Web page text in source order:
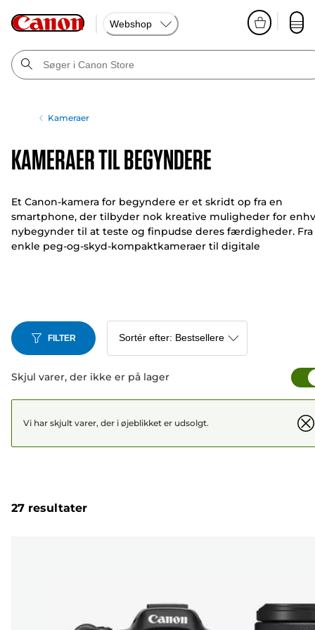
Webshop
Kameraer
Kameraer til begyndere
Et Canon-kamera for begyndere er et skridt op fra en
smartphone, der tilbyder nok kreative muligheder for
nybegynder til at teste og finpudse deres færdigheder. Fra
enkle peg-og-skyd-kompaktkameraer til digitale
FILTER
Skjul varer, der ikke er på lager
Vi har skjult varer, der i øjeblikket er udsolgt.
27 resultater